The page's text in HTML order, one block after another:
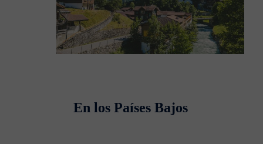
En los Países Bajos